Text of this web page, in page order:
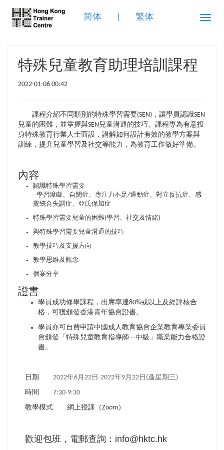
Toggle
简体 繁体
特殊兒童教育助理培訓課程
2022-01-06 00:42
課程介紹不同類別的特殊學習需要(SEN)，讓學員認識SEN
兒童的困難，並掌握與SEN兒童溝通的技巧。課程專為有意投
身特殊教育行業人士而設，講解如何設計有效的教學方案與
訓練，提升兒童學習及社交等能力，為教育工作做好準備。
內容
認識特殊學習需要
- 學習障礙、自閉症、專注力不足/過動症、對立反抗症、感
覺統合失調症、亞氏保加症
特殊學習需要兒童的困難(學習、社交及情緒)
與特殊學習需要兒童溝通的技巧
教學技巧及支援方向
教學思維及觀念
個案分享
證書
學員成功修畢課程，出席率達80%或以上及經評核合
格，可獲頒發香港青年協會證書。
學員亦可自費申請中國成人教育協會企業教育專業委員
會頒發「特殊兒童教育指導師—中級」職業能力合格證
書。
日期 2022年6月22日-2022年9月22日(逢星期三)
時間 7:30-9:30
教學模式 網上授課（Zoom）
歡迎包班，電郵查詢：info@hktc.hk